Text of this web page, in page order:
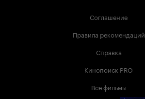
Соглашение
Правила рекомендаций
Справка
Кинопоиск PRO
Все фильмы